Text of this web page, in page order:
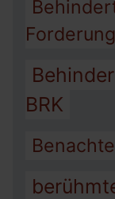
BRK